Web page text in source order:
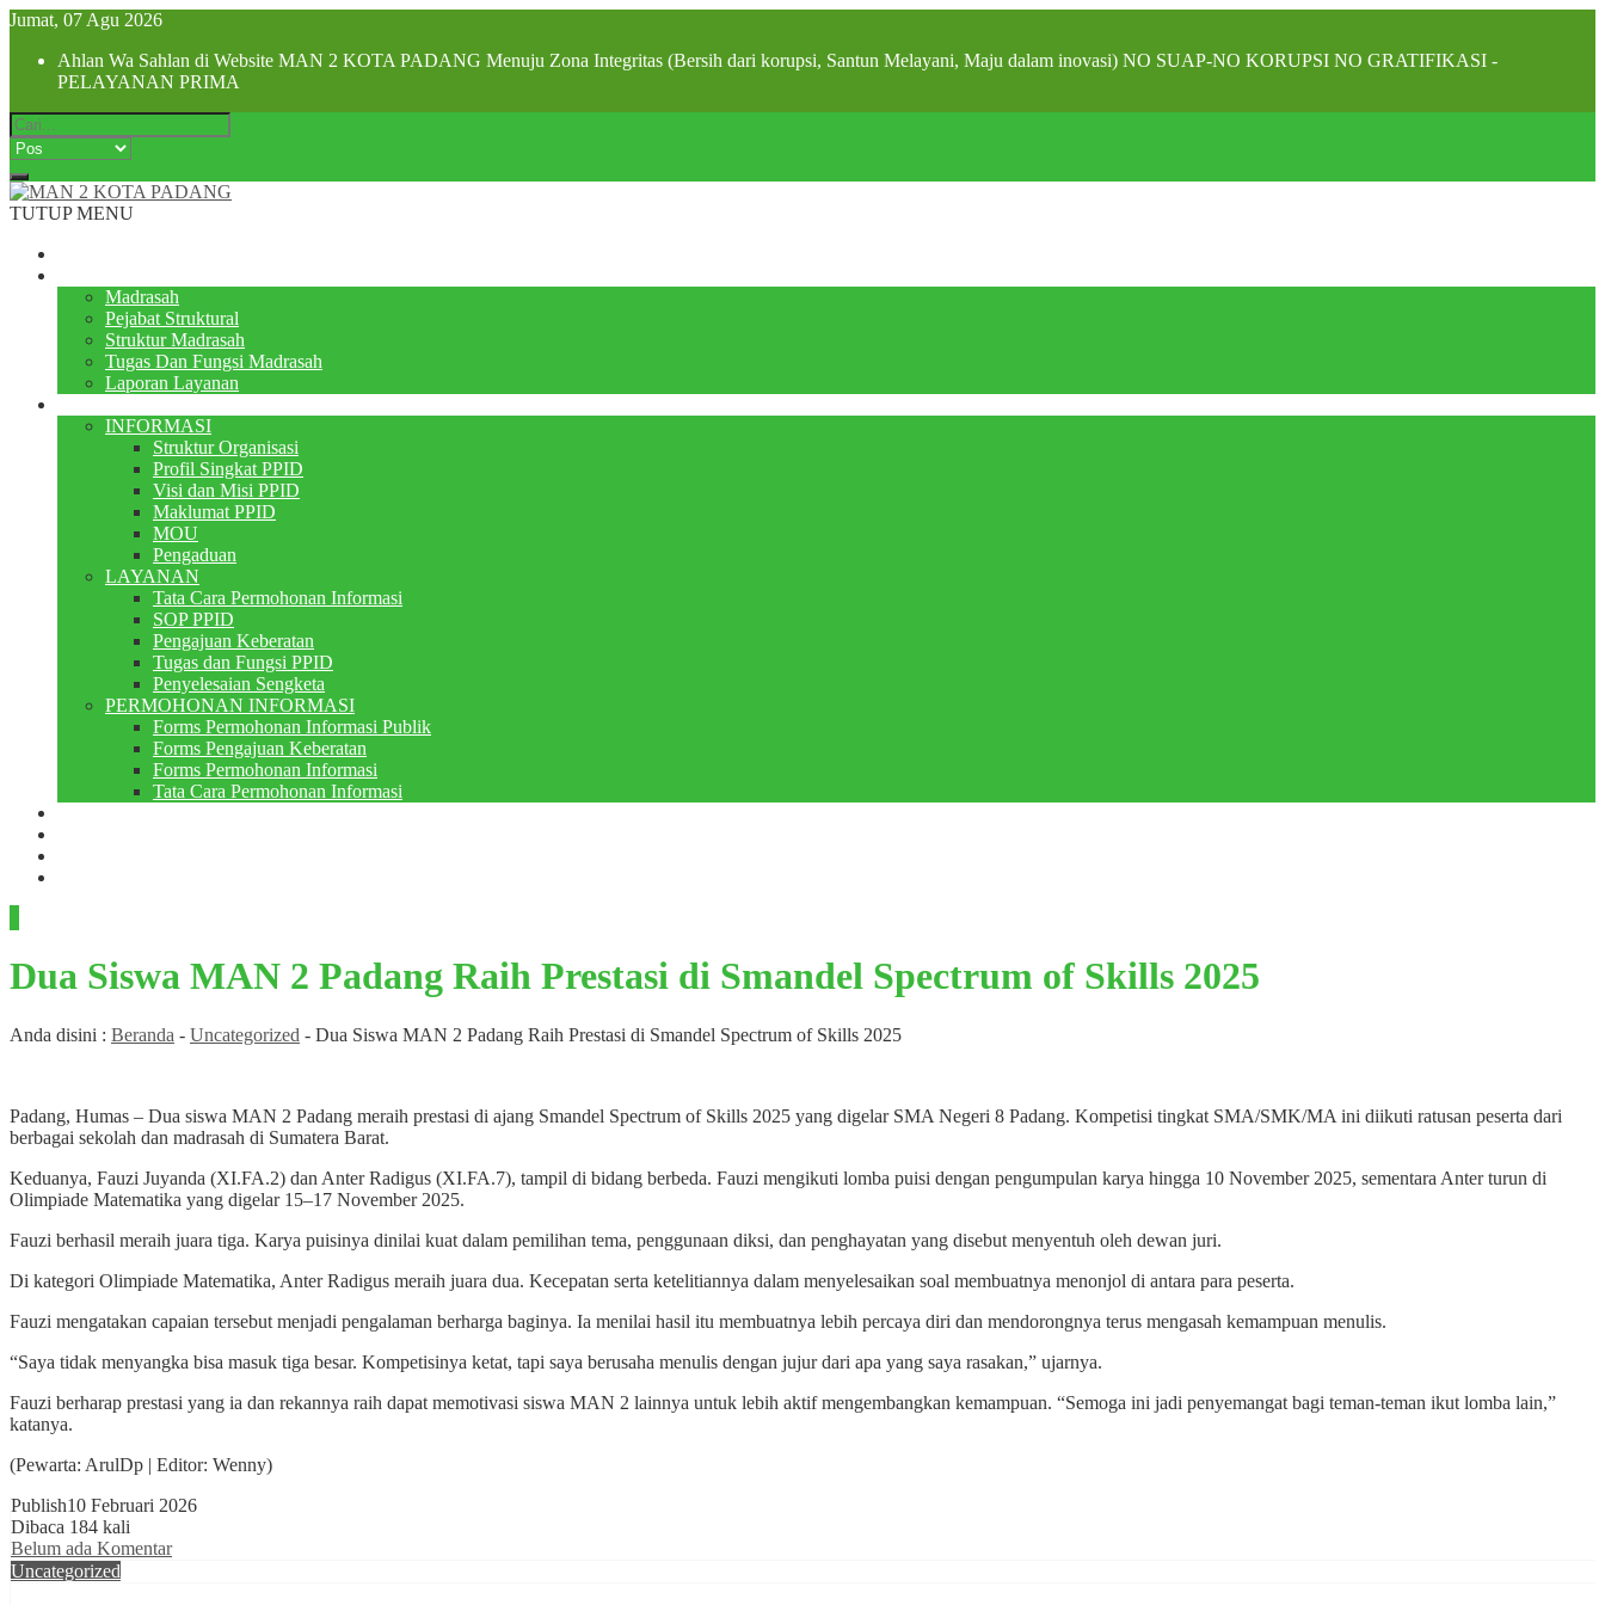
Jumat, 07 Agu 2026
Ahlan Wa Sahlan di Website MAN 2 KOTA PADANG Menuju Zona Integritas (Bersih dari korupsi, Santun Melayani, Maju dalam inovasi) NO SUAP-NO KORUPSI NO GRATIFIKASI -
PELAYANAN PRIMA
TUTUP MENU
Madrasah
Pejabat Struktural
Struktur Madrasah
Tugas Dan Fungsi Madrasah
Laporan Layanan
INFORMASI
Struktur Organisasi
Profil Singkat PPID
Visi dan Misi PPID
Maklumat PPID
MOU
Pengaduan
LAYANAN
Tata Cara Permohonan Informasi
SOP PPID
Pengajuan Keberatan
Tugas dan Fungsi PPID
Penyelesaian Sengketa
PERMOHONAN INFORMASI
Forms Permohonan Informasi Publik
Forms Pengajuan Keberatan
Forms Permohonan Informasi
Tata Cara Permohonan Informasi
Dua Siswa MAN 2 Padang Raih Prestasi di Smandel Spectrum of Skills 2025
Anda disini : Beranda - Uncategorized - Dua Siswa MAN 2 Padang Raih Prestasi di Smandel Spectrum of Skills 2025
Padang, Humas – Dua siswa MAN 2 Padang meraih prestasi di ajang Smandel Spectrum of Skills 2025 yang digelar SMA Negeri 8 Padang. Kompetisi tingkat SMA/SMK/MA ini diikuti ratusan peserta dari
berbagai sekolah dan madrasah di Sumatera Barat.
Keduanya, Fauzi Juyanda (XI.FA.2) dan Anter Radigus (XI.FA.7), tampil di bidang berbeda. Fauzi mengikuti lomba puisi dengan pengumpulan karya hingga 10 November 2025, sementara Anter turun di
Olimpiade Matematika yang digelar 15–17 November 2025.
Fauzi berhasil meraih juara tiga. Karya puisinya dinilai kuat dalam pemilihan tema, penggunaan diksi, dan penghayatan yang disebut menyentuh oleh dewan juri.
Di kategori Olimpiade Matematika, Anter Radigus meraih juara dua. Kecepatan serta ketelitiannya dalam menyelesaikan soal membuatnya menonjol di antara para peserta.
Fauzi mengatakan capaian tersebut menjadi pengalaman berharga baginya. Ia menilai hasil itu membuatnya lebih percaya diri dan mendorongnya terus mengasah kemampuan menulis.
“Saya tidak menyangka bisa masuk tiga besar. Kompetisinya ketat, tapi saya berusaha menulis dengan jujur dari apa yang saya rasakan,” ujarnya.
Fauzi berharap prestasi yang ia dan rekannya raih dapat memotivasi siswa MAN 2 lainnya untuk lebih aktif mengembangkan kemampuan. “Semoga ini jadi penyemangat bagi teman-teman ikut lomba lain,”
katanya.
(Pewarta: ArulDp | Editor: Wenny)
Publish10 Februari 2026
Dibaca 184 kali
Belum ada Komentar
Uncategorized